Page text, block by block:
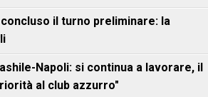
concluso il turno preliminare: la
Napoli: si continua a lavorare, il
al club azzurro"